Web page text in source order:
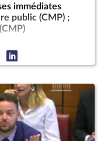
immédiates
public (CMP) ;